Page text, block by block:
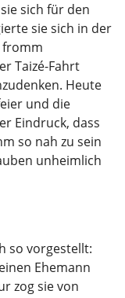
sich für den
sie sich in der
fromm
Taizé-Fahrt
Heute
und die
Eindruck, dass
so nah zu sein
unheimlich
so vorgestellt:
Ehemann
zog sie von